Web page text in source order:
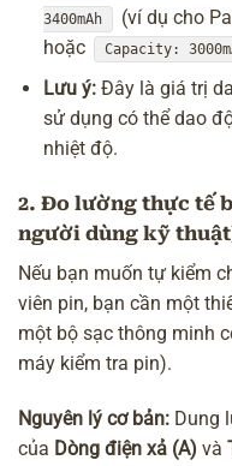
3400mAh
(ví dụ cho
hoặc
Capacity:
Lưu ý: Đây là giá trị
sử dụng có thể dao
nhiệt độ.
2. Đo lường thực tế
người dùng kỹ
Nếu bạn muốn tự kiểm
viên pin, bạn cần một
một bộ sạc thông minh
máy kiểm tra pin).
Nguyên lý cơ bản: Dung
của Dòng điện xả (A) và